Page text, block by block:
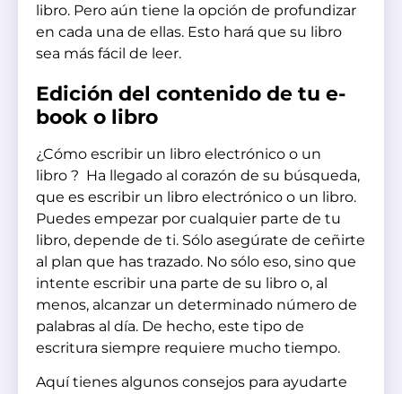
libro. Pero aún tiene la opción de profundizar
en cada una de ellas. Esto hará que su libro
sea más fácil de leer.
Edición del contenido de tu e-
book o libro
¿Cómo escribir un libro electrónico o un
libro ? Ha llegado al corazón de su búsqueda,
que es escribir un libro electrónico o un libro.
Puedes empezar por cualquier parte de tu
libro, depende de ti. Sólo asegúrate de ceñirte
al plan que has trazado. No sólo eso, sino que
intente escribir una parte de su libro o, al
menos, alcanzar un determinado número de
palabras al día. De hecho, este tipo de
escritura siempre requiere mucho tiempo.
Aquí tienes algunos consejos para ayudarte